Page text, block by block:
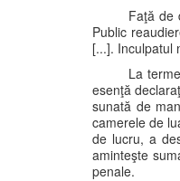
Faţă de
Public
[...]. Inculpatul
La
esenţă
sunată de
camerele de
de lucru, a
aminteşte
penale.